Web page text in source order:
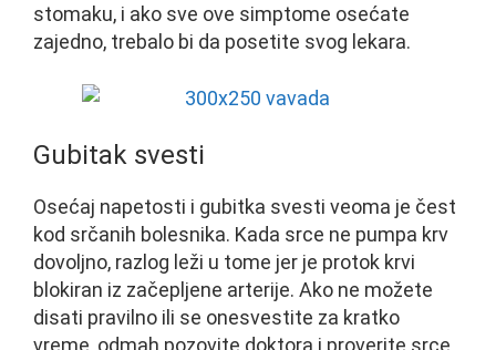
stomaku, i ako sve ove simptome osećate
zajedno, trebalo bi da posetite svog lekara.
Gubitak svesti
Osećaj napetosti i gubitka svesti veoma je čest
kod srčanih bolesnika. Kada srce ne pumpa krv
dovoljno, razlog leži u tome jer je protok krvi
blokiran iz začepljene arterije. Ako ne možete
disati pravilno ili se onesvestite za kratko
vreme, odmah pozovite doktora i proverite srce,